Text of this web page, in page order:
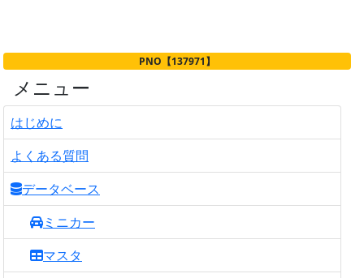
PNO【137971】
メニュー
はじめに
よくある質問
データベース
ミニカー
マスタ